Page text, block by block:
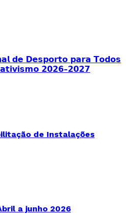
𝗱𝗲 𝗗𝗲𝘀𝗽𝗼𝗿𝘁𝗼 𝗽𝗮𝗿𝗮 𝗧𝗼𝗱𝗼𝘀
𝟮𝟬𝟮𝟲-𝟮𝟬𝟮𝟳
de Instalações
a junho 2026